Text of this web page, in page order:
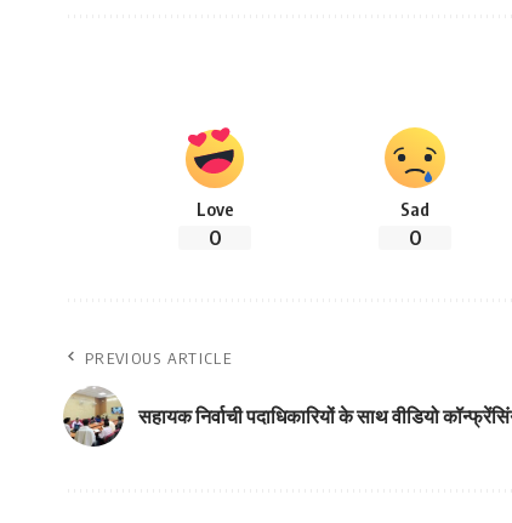
Love
0
Sad
0
PREVIOUS ARTICLE
सहायक निर्वाची पदाधिकारियों के साथ वीडियो